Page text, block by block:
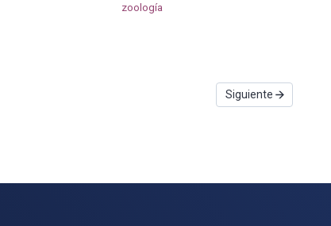
Siguiente
zoología